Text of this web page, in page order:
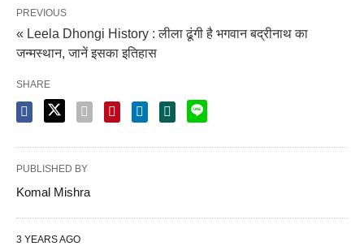
PREVIOUS
« Leela Dhongi History : लीला ढूंगी है भगवान बद्रीनाथ का
जन्मस्थान, जानें इसका इतिहास
SHARE
PUBLISHED BY
Komal Mishra
3 YEARS AGO